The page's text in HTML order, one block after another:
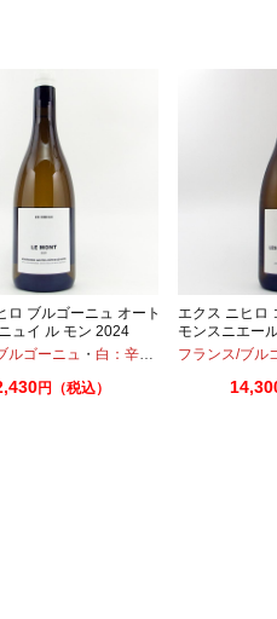
ロ ブルゴーニュ オート
ュイ ル モン 2024
ルゴーニュ ・ 白：辛口 シャルドネ
円（税込）
エクス ニヒロ
モンスニエー
フランス/ブル